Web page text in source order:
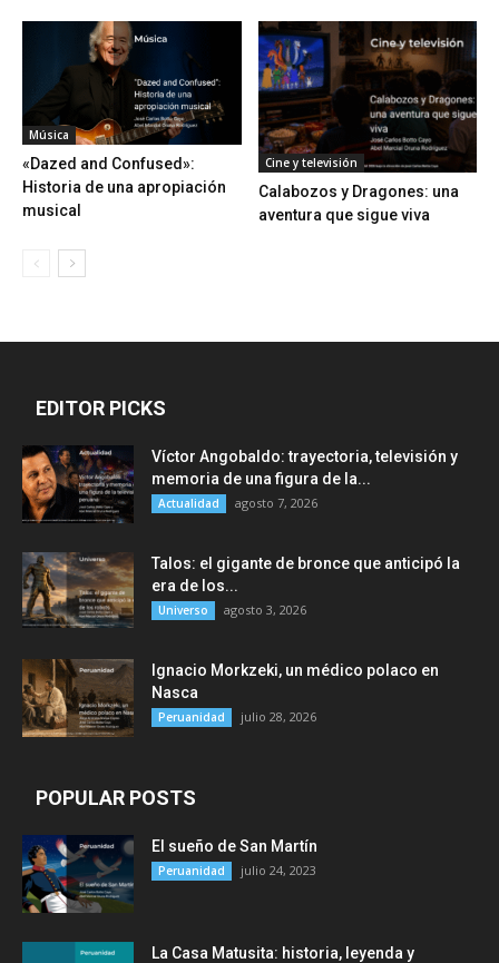
Música
«Dazed and Confused»:
Historia de una apropiación
musical
Cine y televisión
Calabozos y Dragones: una
aventura que sigue viva
EDITOR PICKS
Víctor Angobaldo: trayectoria, televisión y
memoria de una figura de la...
Actualidad agosto 7, 2026
Talos: el gigante de bronce que anticipó la
era de los...
Universo agosto 3, 2026
Ignacio Morkzeki, un médico polaco en
Nasca
Peruanidad julio 28, 2026
POPULAR POSTS
El sueño de San Martín
Peruanidad julio 24, 2023
La Casa Matusita: historia, leyenda y